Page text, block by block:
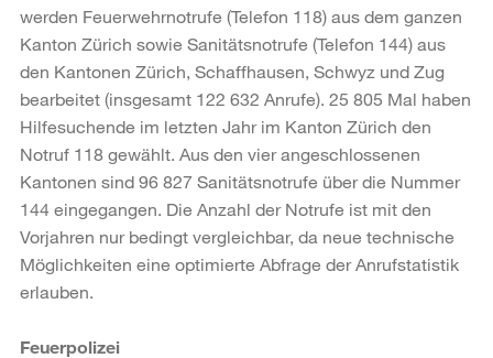
werden Feuerwehrnotrufe (Telefon 118) aus dem ganzen
Kanton Zürich sowie Sanitätsnotrufe (Telefon 144) aus
den Kantonen Zürich, Schaffhausen, Schwyz und Zug
bearbeitet (insgesamt 122 632 Anrufe). 25 805 Mal haben
Hilfesuchende im letzten Jahr im Kanton Zürich den
Notruf 118 gewählt. Aus den vier angeschlossenen
Kantonen sind 96 827 Sanitätsnotrufe über die Nummer
144 eingegangen. Die Anzahl der Notrufe ist mit den
Vorjahren nur bedingt vergleichbar, da neue technische
Möglichkeiten eine optimierte Abfrage der Anrufstatistik
erlauben.
Feuerpolizei